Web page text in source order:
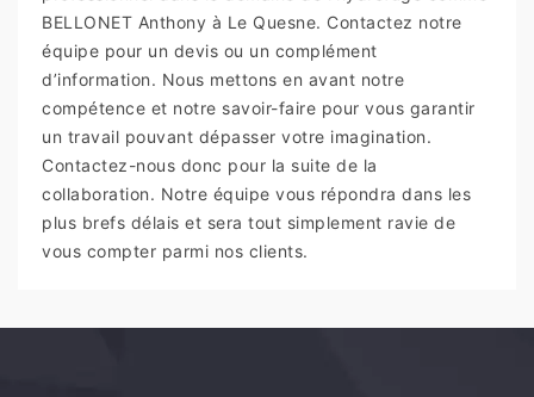
BELLONET Anthony à Le Quesne. Contactez notre
équipe pour un devis ou un complément
d’information. Nous mettons en avant notre
compétence et notre savoir-faire pour vous garantir
un travail pouvant dépasser votre imagination.
Contactez-nous donc pour la suite de la
collaboration. Notre équipe vous répondra dans les
plus brefs délais et sera tout simplement ravie de
vous compter parmi nos clients.